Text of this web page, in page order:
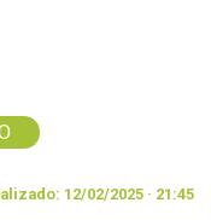
12/02/2025 · 21:45